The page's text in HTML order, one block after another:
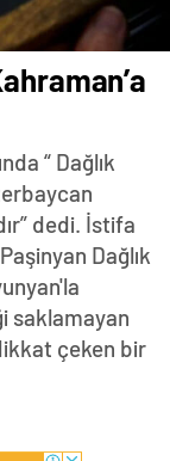
“ Dağlık
dedi. İstifa
Dağlık
saklamayan
çeken bir